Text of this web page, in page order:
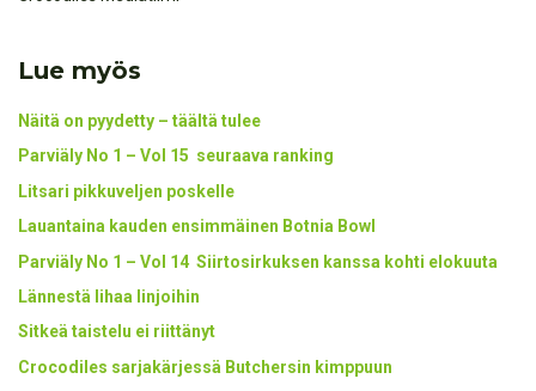
Lue myös
Näitä on pyydetty – täältä tulee
Parviäly No 1 – Vol 15 seuraava ranking
Litsari pikkuveljen poskelle
Lauantaina kauden ensimmäinen Botnia Bowl
Parviäly No 1 – Vol 14 Siirtosirkuksen kanssa kohti elokuuta
Lännestä lihaa linjoihin
Sitkeä taistelu ei riittänyt
Crocodiles sarjakärjessä Butchersin kimppuun